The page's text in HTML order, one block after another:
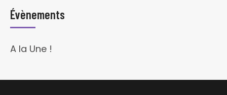
Évènements
A la Une !